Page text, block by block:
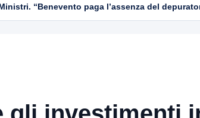
“Benevento paga l’assenza del